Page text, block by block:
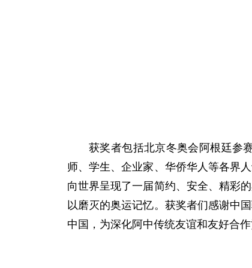
获奖者包括北京冬奥会阿根廷参
师、学生、企业家、华侨华人等各界
向世界呈现了一届简约、安全、精彩
以磨灭的奥运记忆。获奖者们感谢中
中国，为深化阿中传统友谊和友好合作